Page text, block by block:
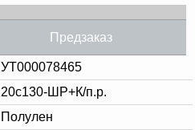
Предзаказ
УТ000078465
20с130-ШР+К/п.р.
Полулен